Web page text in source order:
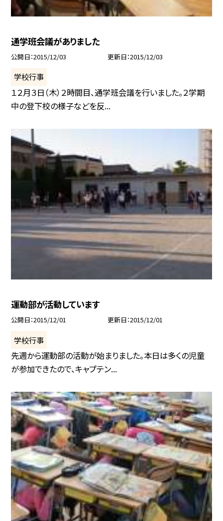
通学班会議がありました
公開日 2015/12/03 更新日 2015/12/03
学校行事
１２月３日（木）２時間目、通学班会議を行いました。２学期
中の登下校の様子などを反...
運動部が活動しています
公開日 2015/12/01 更新日 2015/12/01
学校行事
先週から運動部の活動が始まりました。本日は多くの児童
が参加できたので、キャプテン...